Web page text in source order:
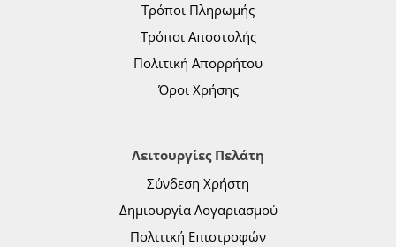
Τρόποι Πληρωμής
Τρόποι Αποστολής
Πολιτική Απορρήτου
Όροι Χρήσης
Λειτουργίες Πελάτη
Σύνδεση Χρήστη
Δημιουργία Λογαριασμού
Πολιτική Επιστροφών